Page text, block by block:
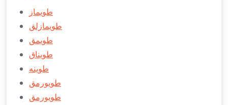
طویماز
طویمازلق
طویمق
طویناق
طوینه
طویورمق
طويورمق